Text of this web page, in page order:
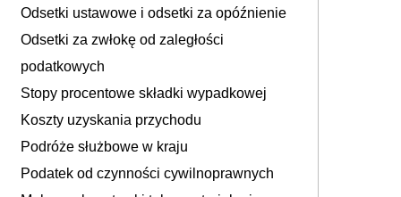
Odsetki ustawowe i odsetki za opóźnienie
Odsetki za zwłokę od zaległości
podatkowych
Stopy procentowe składki wypadkowej
Koszty uzyskania przychodu
Podróże służbowe w kraju
Podatek od czynności cywilnoprawnych